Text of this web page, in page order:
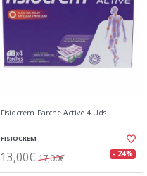
Fisiocrem Parche Active 4 Uds
FISIOCREM
13,00€ 17,00€ - 24%